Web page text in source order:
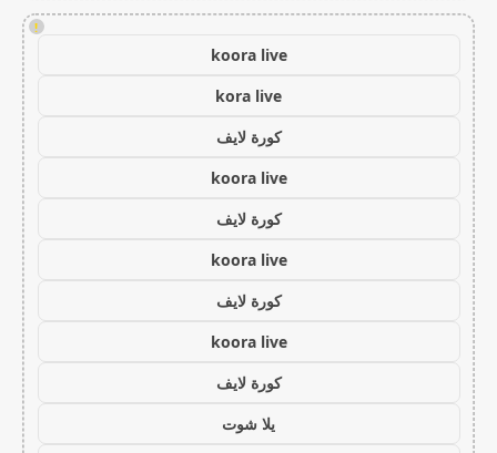
!
koora live
kora live
كورة لايف
koora live
كورة لايف
koora live
كورة لايف
koora live
كورة لايف
يلا شوت